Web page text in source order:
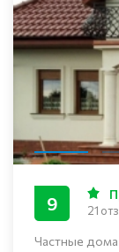
Частные
9 21